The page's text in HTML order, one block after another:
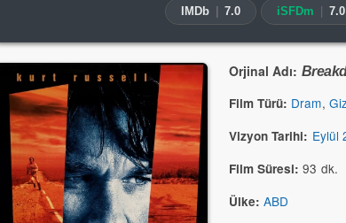
IMDb 7.0 iSFDm 7.0
Orjinal Adı:
Film Türü: Dram,
Vizyon Tarihi: Eylül
Film Süresi: 93 dk.
Ülke: ABD